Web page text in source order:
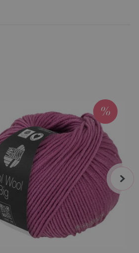
next